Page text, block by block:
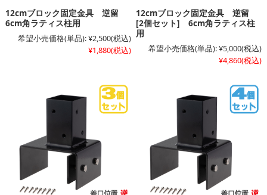
12cmブロック固定金具 逆留
6cm角ラティス柱用
希望小売価格(単品):¥2,500(税込)
¥1,880(税込)
12cmブロック固定金具 逆留
[2個セット] 6cm角ラティス柱
用
希望小売価格(単品):¥5,000(税込)
¥4,860(税込)